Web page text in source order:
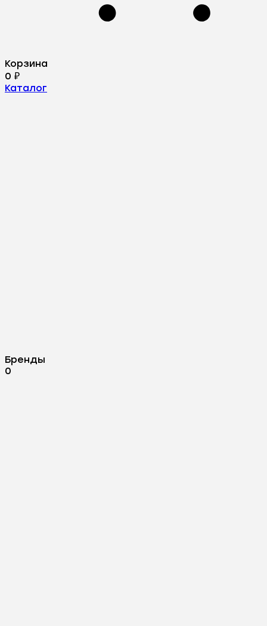
Корзина
0 ₽
Каталог
Бренды
0